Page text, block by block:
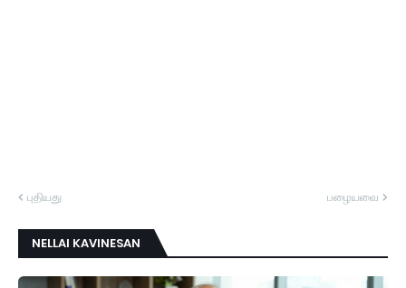
புதியது பழையவை
NELLAI KAVINESAN